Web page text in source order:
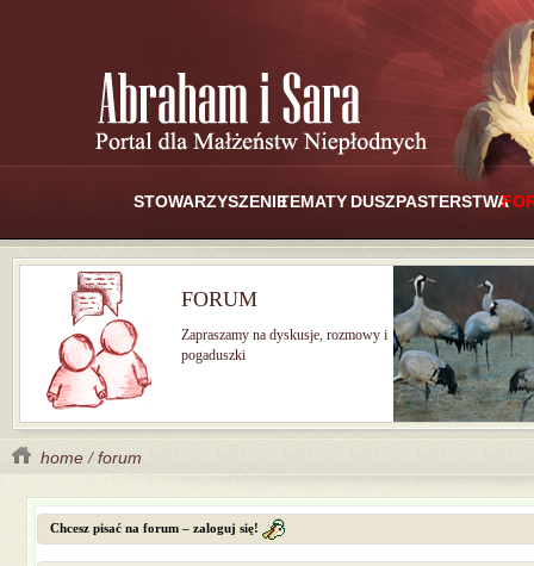
STOWARZYSZENIETEMATY DUSZPASTERSTWA
FORUM
Zapraszamy na dyskusje, rozmowy i
pogaduszki
home /forum
Chcesz pisać na forum – zaloguj się!